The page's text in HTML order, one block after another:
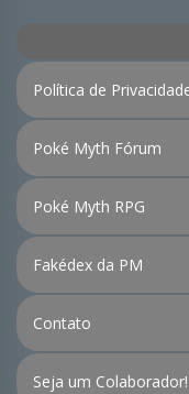
Política de
Poké Myth Fórum
Poké Myth RPG
Fakédex da PM
Contato
Seja um Colaborador!